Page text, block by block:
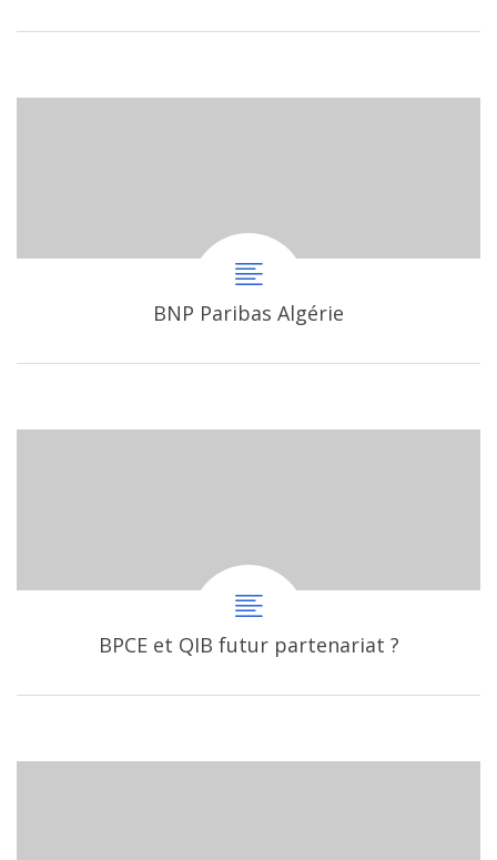
BNP Paribas Algérie
BPCE et QIB futur partenariat ?